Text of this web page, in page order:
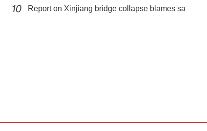
Report on Xinjiang bridge collapse blames sa